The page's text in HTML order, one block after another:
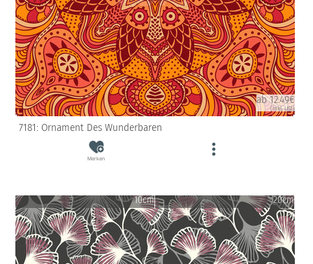
ab 12.49€
(inkl. USt)
7181: Ornament Des Wunderbaren
Merken
10cm 20cm